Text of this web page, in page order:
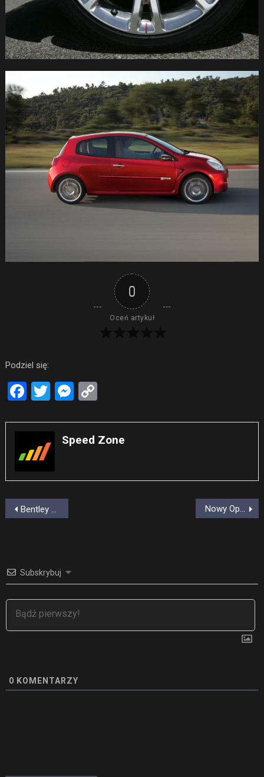
0
Oceń artykuł
Podziel się:
Facebook
TwitterMessenger
Copy
Speed Zone
Nawigacja
wpisu
Bentley Continental GT Cabrio
Subskrybuj
0 KOMENTARZY